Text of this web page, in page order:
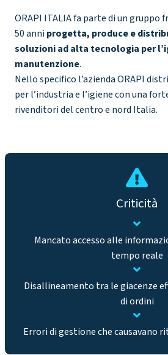
ORAPI ITALIA fa parte di un gruppo
50 anni progetta, produce e
soluzioni ad alta tecnologia per
manutenzione.
Nello specifico l’azienda ORAPI
per l’industria e l’igiene con una
rivenditori del centro e nord Italia.
Criticità
Mancato accesso alle
tempo reale
Disallineamento tra le giacenze
di ordini
Errori di gestione che causavano